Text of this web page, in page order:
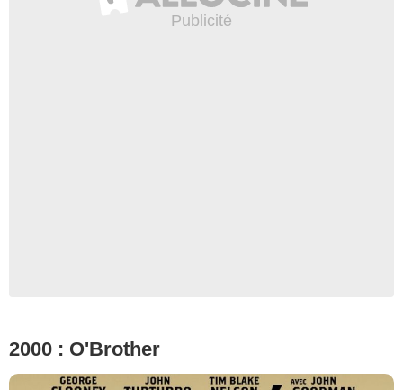
2000 : O'Brother